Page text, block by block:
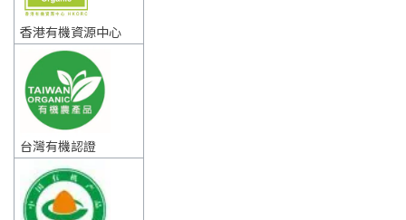
香港有機資源中心
台灣有機認證